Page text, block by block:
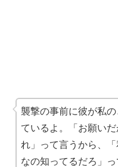
襲撃の事前に彼が私
ているよ。「お願い
れ」って言うから、
なの知ってるだろ」